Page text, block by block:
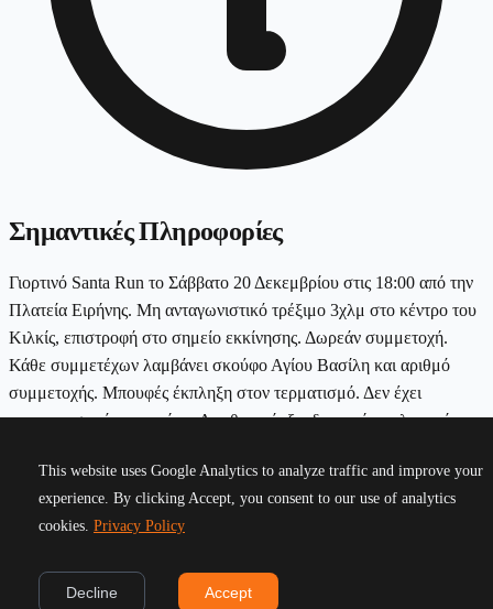
Σημαντικές Πληροφορίες
Γιορτινό Santa Run το Σάββατο 20 Δεκεμβρίου στις 18:00 από την
Πλατεία Ειρήνης. Μη ανταγωνιστικό τρέξιμο 3χλμ στο κέντρο του
Κιλκίς, επιστροφή στο σημείο εκκίνησης. Δωρεάν συμμετοχή.
Κάθε συμμετέχων λαμβάνει σκούφο Αγίου Βασίλη και αριθμό
συμμετοχής. Μπουφές έκπληξη στον τερματισμό. Δεν έχει
ανταγωνιστικό χαρακτήρα. Δεν θα υπάρξει διακοπή κυκλοφορίας -
δρόμων. Ανοιχτό για όλες τις ηλικίες. Ελάτε μαζί μας να μπούμε
στο γιορτινό κλίμα τρέχοντας!
Προσθήκη στο Ημερολόγιο
2026Greek Running Events. All rights reserved.
This website uses Google Analytics to analyze traffic and improve your
experience. By clicking Accept, you consent to our use of analytics
cookies. Privacy Policy
Decline Accept